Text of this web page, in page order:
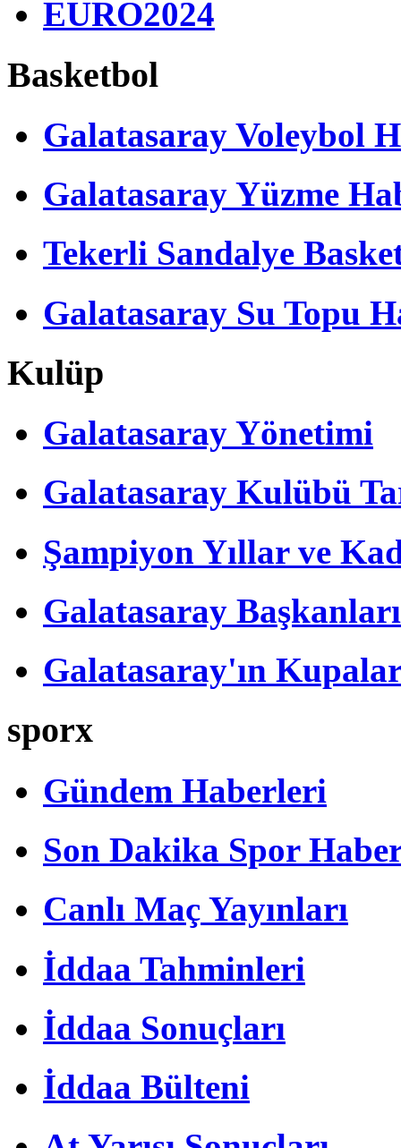
EURO2024
Basketbol
Galatasaray Voleybol
Galatasaray Yüzme
Tekerli Sandalye
Galatasaray Su Topu
Kulüp
Galatasaray Yönetimi
Galatasaray Kulübü
Şampiyon Yıllar ve
Galatasaray Başkanları
Galatasaray'ın
sporx
Gündem Haberleri
Son Dakika Spor
Canlı Maç Yayınları
İddaa Tahminleri
İddaa Sonuçları
İddaa Bülteni